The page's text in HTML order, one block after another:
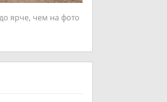
ярче, чем на фото